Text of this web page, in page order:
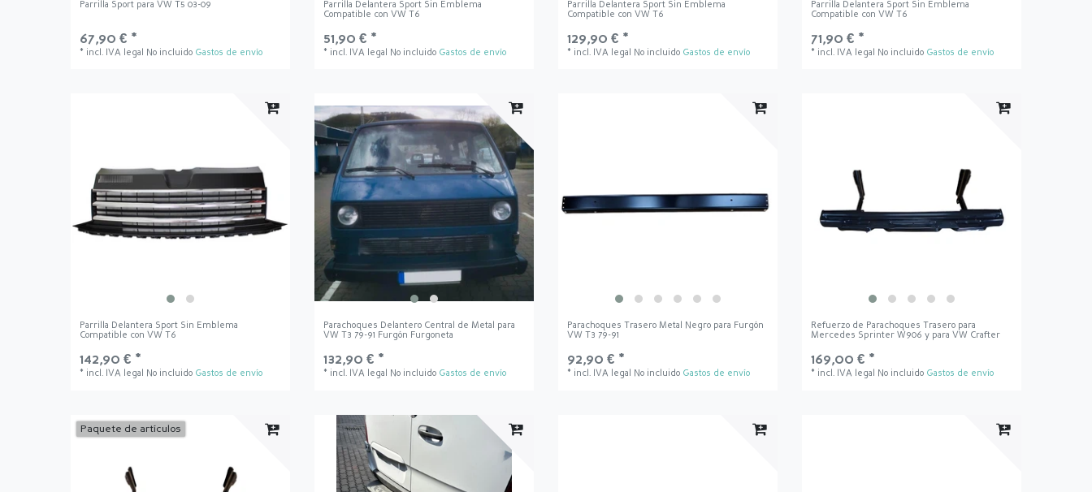
Parrilla Sport para VW T5 03-09
67,90 € *
* incl. IVA legal No incluido Gastos de envío
Parrilla Delantera Sport Sin Emblema
Compatible con VW T6
51,90 € *
* incl. IVA legal No incluido Gastos de envío
Parrilla Delantera Sport Sin Emblema
Compatible con VW T6
129,90 € *
* incl. IVA legal No incluido Gastos de envío
Parrilla Delantera Sport Sin Emblema
Compatible con VW T6
71,90 € *
* incl. IVA legal No incluido Gastos de envío
Parrilla Delantera Sport Sin Emblema
Compatible con VW T6
142,90 € *
* incl. IVA legal No incluido Gastos de envío
Parachoques Delantero Central de Metal para
VW T3 79-91 Furgón Furgoneta
132,90 € *
* incl. IVA legal No incluido Gastos de envío
Parachoques Trasero Metal Negro para Furgón
VW T3 79-91
92,90 € *
* incl. IVA legal No incluido Gastos de envío
Refuerzo de Parachoques Trasero para
Mercedes Sprinter W906 y para VW Crafter
169,00 € *
* incl. IVA legal No incluido Gastos de envío
Paquete de artículos